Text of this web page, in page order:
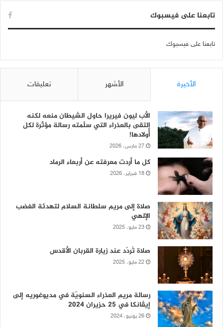
تابعنا على فيسبوك
تابعنا على فيسبوك
الأخيرة الأشهر تعليقات
الأب ليون فيريرا حاول الشيطان منعه لكنه
إلتقى بالعذراء التي سلّمته رسالة مؤثّرة لكل
أولادها!
27 مارس، 2026
كل ما أردت معرفته عن أربعاء الرماد
18 فبراير، 2026
صلاة إلى مريم سلطانة السلام لتهدئة الغضب
الإلهي
23 مايو، 2025
صلاة تُردّد عند زيارة القربان الأقدس
22 مايو، 2025
رسالة مريم العذراء السنويّة في مديوغوريه إلى
إيڤانكا في 25 حزيران 2024
26 يونيو، 2024